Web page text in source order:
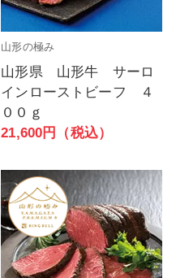
山形の極み
山形県 山形牛 サーロ
インローストビーフ ４
００ｇ
21,600円（税込）